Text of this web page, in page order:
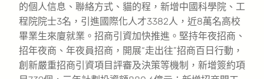
的個人信息、聯絡方式、貓的程，新增中國科學院、工
程院院士3名，引進國際化人才3382人，近8萬名高校
畢業生來廈就業。招商引資加快推進。堅持年夜招商、
招年夜商、年夜員招商，開展“走出往”招商百日行動，
創新嚴重招商引資項目評審及決策等機制，新增簽約項